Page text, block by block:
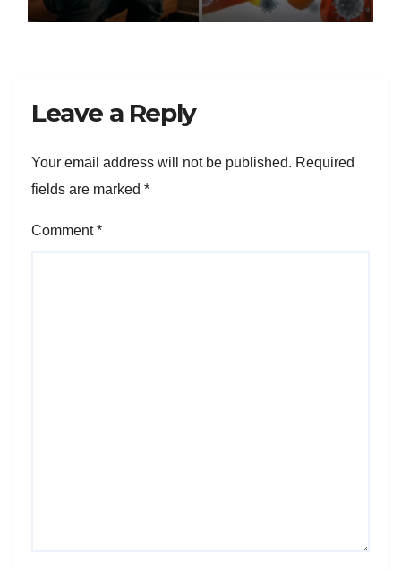
हॅबिट्स
Leave a Reply
Your email address will not be published. Required
fields are marked *
Comment*